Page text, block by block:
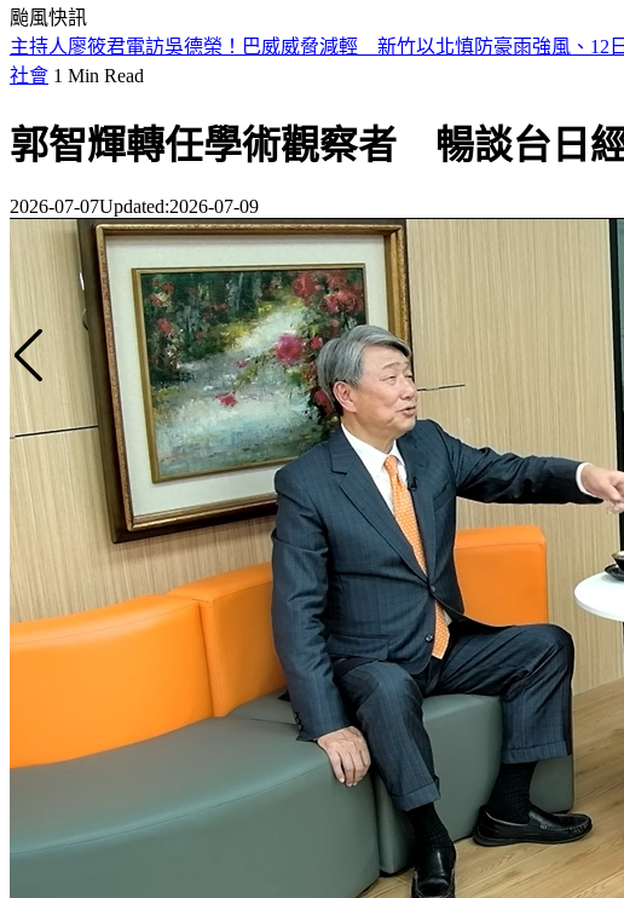
颱風快訊
主持人廖筱君電訪吳德榮！巴威威脅減輕 新竹以北慎防豪雨強風、12
社會 1 Min Read
郭智輝轉任學術觀察者 暢談台日
2026-07-07Updated:2026-07-09